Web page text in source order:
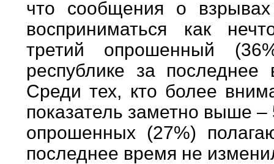
что сообщения о
восприниматься как
третий опрошенный
республике за
Среди тех, кто более
показатель заметно выше
опрошенных (27%)
последнее время не